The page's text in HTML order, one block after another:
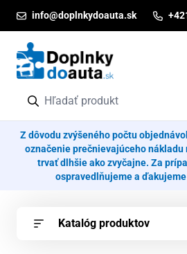
info@doplnkydoauta.sk
Z dôvodu zvýšeného počtu
označenie prečnievajúceho
trvať dlhšie ako zvyčajne. Za
ospravedlňujeme a
Katalóg produktov